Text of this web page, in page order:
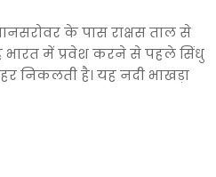
के पास राक्षस ताल से
भारत में प्रवेश करने से पहले सिंधु
निकलती है‌‌‌। यह नदी भाखड़ा